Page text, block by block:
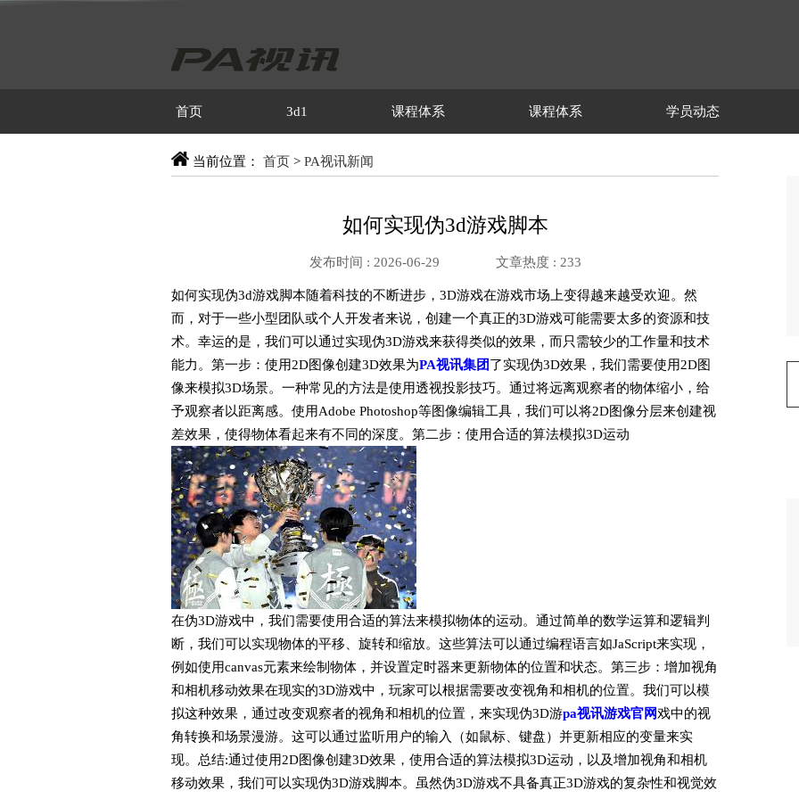
首页 3d1 课程体系 课程体系 学员动态
当前位置： 首页 > PA视讯新闻
如何实现伪3d游戏脚本
发布时间 : 2026-06-29 文章热度 : 233
如何实现伪3d游戏脚本随着科技的不断进步，3D游戏在游戏市场上变得越来越受欢迎。然
而，对于一些小型团队或个人开发者来说，创建一个真正的3D游戏可能需要太多的资源和技
术。幸运的是，我们可以通过实现伪3D游戏来获得类似的效果，而只需较少的工作量和技术
能力。第一步：使用2D图像创建3D效果为PA视讯集团了实现伪3D效果，我们需要使用2D图
像来模拟3D场景。一种常见的方法是使用透视投影技巧。通过将远离观察者的物体缩小，给
予观察者以距离感。使用Adobe Photoshop等图像编辑工具，我们可以将2D图像分层来创建视
差效果，使得物体看起来有不同的深度。第二步：使用合适的算法模拟3D运动
在伪3D游戏中，我们需要使用合适的算法来模拟物体的运动。通过简单的数学运算和逻辑判
断，我们可以实现物体的平移、旋转和缩放。这些算法可以通过编程语言如JaScript来实现，
例如使用canvas元素来绘制物体，并设置定时器来更新物体的位置和状态。第三步：增加视角
和相机移动效果在现实的3D游戏中，玩家可以根据需要改变视角和相机的位置。我们可以模
拟这种效果，通过改变观察者的视角和相机的位置，来实现伪3D游pa视讯游戏官网戏中的视
角转换和场景漫游。这可以通过监听用户的输入（如鼠标、键盘）并更新相应的变量来实
现。总结:通过使用2D图像创建3D效果，使用合适的算法模拟3D运动，以及增加视角和相机
移动效果，我们可以实现伪3D游戏脚本。虽然伪3D游戏不具备真正3D游戏的复杂性和视觉效